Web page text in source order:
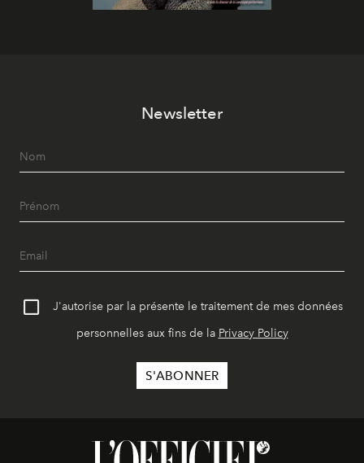
Newsletter
J'autorise par la présente le traitement de mes données
personnelles aux fins de la Privacy Policy